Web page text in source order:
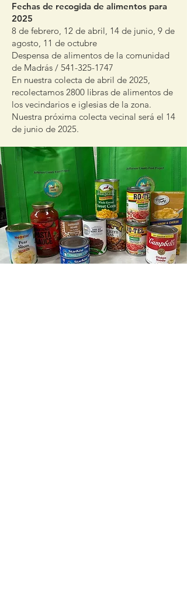
Fechas de recogida de alimentos para
2025
8 de febrero, 12 de abril, 14 de junio, 9 de
agosto, 11 de octubre
Despensa de alimentos de la comunidad
de Madrás / 541-325-1747
En nuestra colecta de abril de 2025,
recolectamos 2800 libras de alimentos de
los vecindarios e iglesias de la zona.
Nuestra próxima colecta vecinal será el 14
de junio de 2025.